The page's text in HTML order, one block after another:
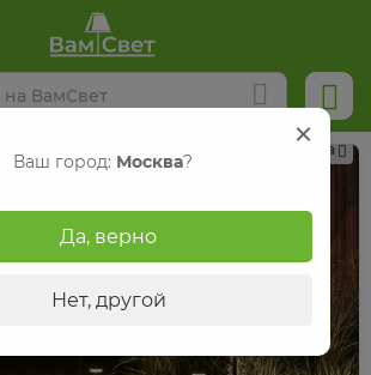
Реклама
Ваш город: Москва?
Да, верно
Нет, другой